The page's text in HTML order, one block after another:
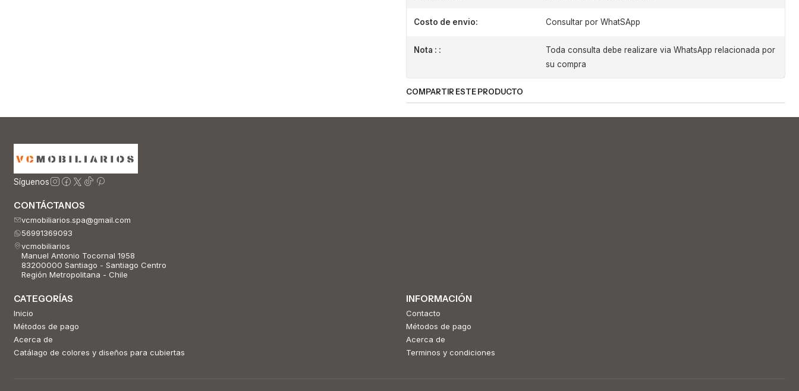
Costo de envio: Consultar por WhatSApp
Nota : :
Toda consulta debe realizare via WhatsApp relacionada por
su compra
COMPARTIR ESTE PRODUCTO
Síguenos
CONTÁCTANOS
vcmobiliarios.spa@gmail.com
56991369093
vcmobiliarios
Manuel Antonio Tocornal 1958
83200000 Santiago - Santiago Centro
Región Metropolitana - Chile
CATEGORÍAS
Inicio
Métodos de pago
Acerca de
Catálago de colores y diseños para cubiertas
INFORMACIÓN
Contacto
Métodos de pago
Acerca de
Terminos y condiciones